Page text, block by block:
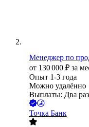
Менеджер по
от 130 000 ₽ за
Опыт 1-3 года
Можно удалённо
Выплаты: Два
Точка Банк